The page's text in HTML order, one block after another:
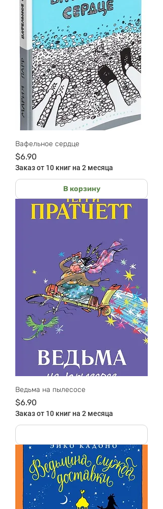
Вафельное сердце
Цена
$6.90
Заказ от 10 книг на 2 месяца
В корзину
Ведьма на пылесосе
Цена
$6.90
Заказ от 10 книг на 2 месяца